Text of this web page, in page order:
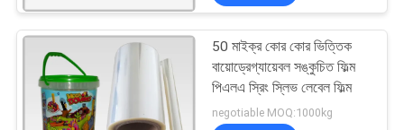
গোপনীয়তা
POF ছিনতাই ফিল্ম
31
50 মাইক্র কোর কোর ভিত্তিক
বায়োড্রেগ্যায়েবল সঙ্কুচিত ফিল্ম
পিএলএ স্রিং স্লিভ লেবেল ফিল্ম
negotiable MOQ:1000kg